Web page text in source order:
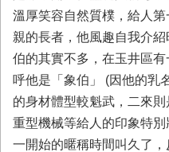
新
聞
業
務
專
區
便
溫厚笑容自然質樸，給人
親的長者，他風趣自我介
伯的其實不多，在玉井區
呼他是「象伯」 (因他的乳
的身材體型較魁武，二來則
重型機械等給人的印象特別
一開始的暱稱時間叫久了，